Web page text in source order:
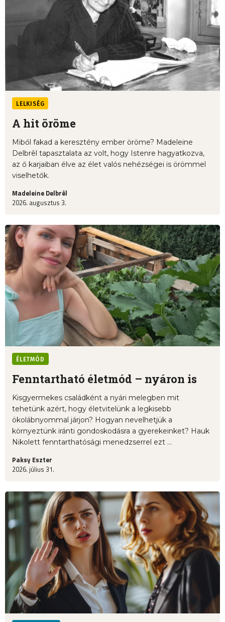
LELKISÉG
A hit öröme
Miből fakad a keresztény ember öröme? Madeleine
Delbrêl tapasztalata az volt, hogy Istenre hagyatkozva,
az ő karjaiban élve az élet valós nehézségei is örömmel
viselhetők.
Madeleine Delbrêl
2026. augusztus 3.
ÉLETMÓD
Fenntartható életmód – nyáron is
Kisgyermekes családként a nyári melegben mit
tehetünk azért, hogy életvitelünk a legkisebb
ökolábnyommal járjon? Hogyan nevelhetjük a
környeztünk iránti gondoskodásra a gyerekeinket? Hauk
Nikolett fenntarthatósági menedzserrel ezt ...
Paksy Eszter
2026. július 31.